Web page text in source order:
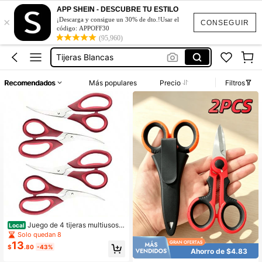
CONSEGUIR
×
APP SHEIN - DESCUBRE TU ESTILO
¡Descarga y consigue un 30% de dto.!Usar el
código: APPOFF30
(95,960)
Tijeras Para Jardín
Tijera Enfermería
Tijeras Blancas
Tijera Para Pescar
Tijeras Para Jardín
Tijera Enfermería
Recomendados Más populares Precio Filtros
Local Juego de 4 tijeras multiusos d
e acero inoxidable para mariscos, c
omo pescado, cangrejo y langosta
Solo quedan 8
$13.80 -43% Ahorro de $4.83